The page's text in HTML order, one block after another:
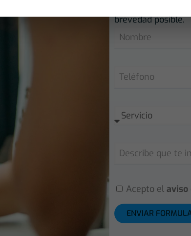
formulario y uno
brevedad posible.
Acepto el
ENVIAR